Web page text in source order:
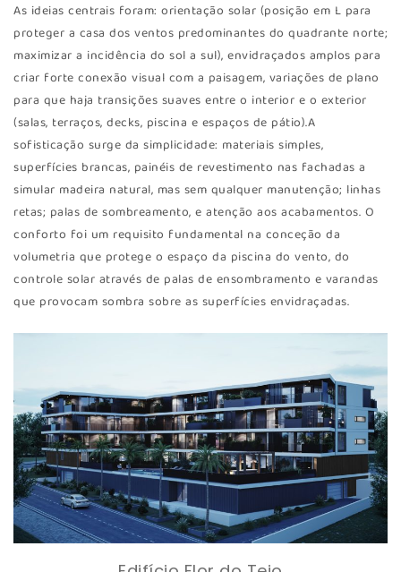
As ideias centrais foram: orientação solar (posição em L para
proteger a casa dos ventos predominantes do quadrante norte;
maximizar a incidência do sol a sul), envidraçados amplos para
criar forte conexão visual com a paisagem, variações de plano
para que haja transições suaves entre o interior e o exterior
(salas, terraços, decks, piscina e espaços de pátio).A
sofisticação surge da simplicidade: materiais simples,
superfícies brancas, painéis de revestimento nas fachadas a
simular madeira natural, mas sem qualquer manutenção; linhas
retas; palas de sombreamento, e atenção aos acabamentos. O
conforto foi um requisito fundamental na conceção da
volumetria que protege o espaço da piscina do vento, do
controle solar através de palas de ensombramento e varandas
que provocam sombra sobre as superfícies envidraçadas.